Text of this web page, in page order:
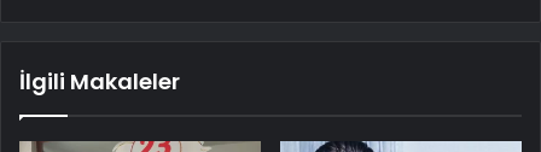
İlgili Makaleler